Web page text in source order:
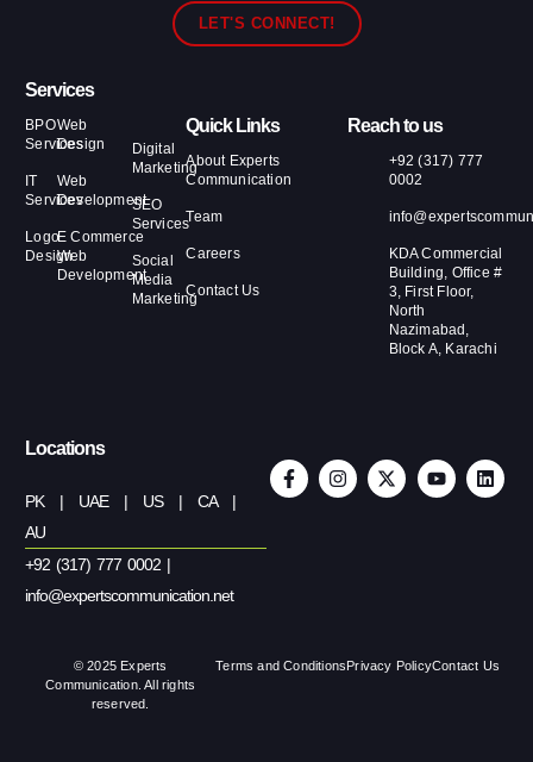
LET'S CONNECT!
Services
BPO
Services
IT
Services
Logo
Design
Web
Design
Web
Development
E Commerce
Web
Development
Digital
Marketing
SEO
Services
Social
Media
Marketing
Quick Links
About Experts
Communication
Team
Careers
Contact Us
Reach to us
+92 (317) 777
0002
KDA Commercial
Building, Office #
3, First Floor,
North
Nazimabad,
Block A, Karachi
Locations
PK | UAE | US | CA |
AU
+92 (317) 777 0002 |
info@expertscommunication.net
© 2025 Experts
Communication. All rights
reserved.
Terms and ConditionsPrivacy PolicyContact Us